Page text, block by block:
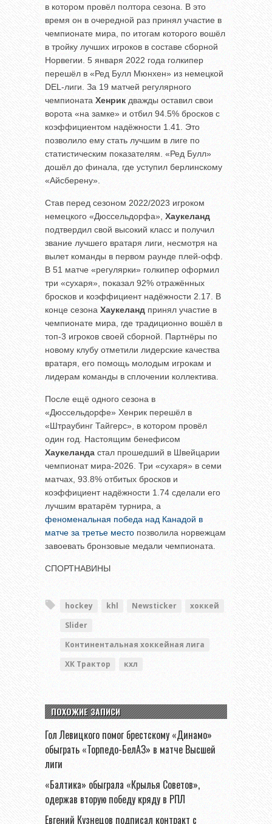
в котором провёл полтора сезона. В это
время он в очередной раз принял участие в
чемпионате мира, по итогам которого вошёл
в тройку лучших игроков в составе сборной
Норвегии. 5 января 2022 года голкипер
перешёл в «Ред Булл Мюнхен» из немецкой
DEL-лиги. За 19 матчей регулярного
чемпионата Хенрик дважды оставил свои
ворота «на замке» и отбил 94.5% бросков с
коэффициентом надёжности 1.41. Это
позволило ему стать лучшим в лиге по
статистическим показателям. «Ред Булл»
дошёл до финала, где уступил берлинскому
«Айсберену».
Став перед сезоном 2022/2023 игроком
немецкого «Дюссельдорфа», Хаукеланд
подтвердил свой высокий класс и получил
звание лучшего вратаря лиги, несмотря на
вылет команды в первом раунде плей-офф.
В 51 матче «регулярки» голкипер оформил
три «сухаря», показал 92% отражённых
бросков и коэффициент надёжности 2.17. В
конце сезона Хаукеланд принял участие в
чемпионате мира, где традиционно вошёл в
топ-3 игроков своей сборной. Партнёры по
новому клубу отметили лидерские качества
вратаря, его помощь молодым игрокам и
лидерам команды в сплочении коллектива.
После ещё одного сезона в
«Дюссельдорфе» Хенрик перешёл в
«Штраубинг Тайгерс», в котором провёл
один год. Настоящим бенефисом
Хаукеланда стал прошедший в Швейцарии
чемпионат мира-2026. Три «сухаря» в семи
матчах, 93.8% отбитых бросков и
коэффициент надёжности 1.74 сделали его
лучшим вратарём турнира, а
феноменальная победа над Канадой в
матче за третье место позволила норвежцам
завоевать бронзовые медали чемпионата.
СПОРТНАВИНЫ
hockey khl Newsticker
хоккей
Slider
Континентальная хоккейная лига
ХК Трактор
кхл
ПОХОЖИЕ ЗАПИСИ
Гол Левицкого помог брестскому «Динамо»
обыграть «Торпедо-БелАЗ» в матче Высшей
лиги
«Балтика» обыграла «Крылья Советов»,
одержав вторую победу кряду в РПЛ
Евгений Кузнецов подписал контракт с